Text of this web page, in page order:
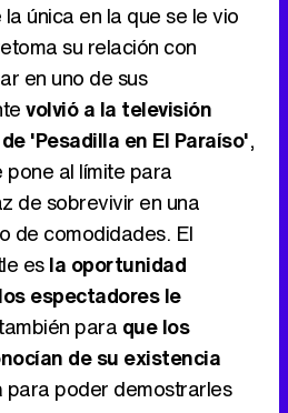
única en la que se le vio
su relación con
en uno de sus
volvió a la televisión
'Pesadilla en El Paraíso',
al límite para
de sobrevivir en una
de comodidades. El
esla oportunidad
espectadores le
para que los
de su existencia
para poder demostrarles